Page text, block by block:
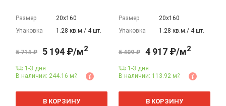
Размер
20х160
Упаковка
1.28 кв.м./ 4 шт.
5 714 ₽ 5 194 ₽/м2
1-3 дня
В наличии: 244.16 м2
м
В КОРЗИНУ
Размер
20х160
Упаковка
1.28 кв.м./ 4 шт.
5 409 ₽ 4 917 ₽/м2
1-3 дня
В наличии: 113.92 м2
м
В КОРЗИНУ